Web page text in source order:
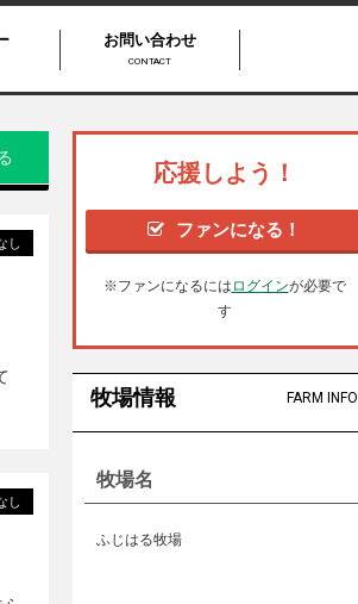
お問い合わせ
CONTACT
し
し
応援しよう！
ファンになる！
※ファンになるには ログインが必要で
す
牧場情報 FARM INFO
牧場名
ふじはる牧場